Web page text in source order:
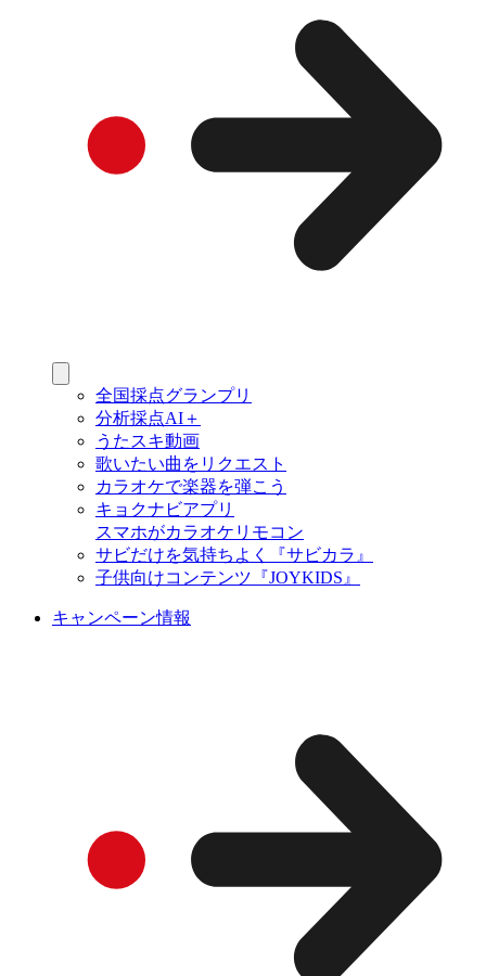
全国採点グランプリ
分析採点AI＋
うたスキ動画
歌いたい曲をリクエスト
カラオケで楽器を弾こう
キョクナビアプリ
スマホがカラオケリモコン
サビだけを気持ちよく『サビカラ』
子供向けコンテンツ『JOYKIDS』
キャンペーン情報